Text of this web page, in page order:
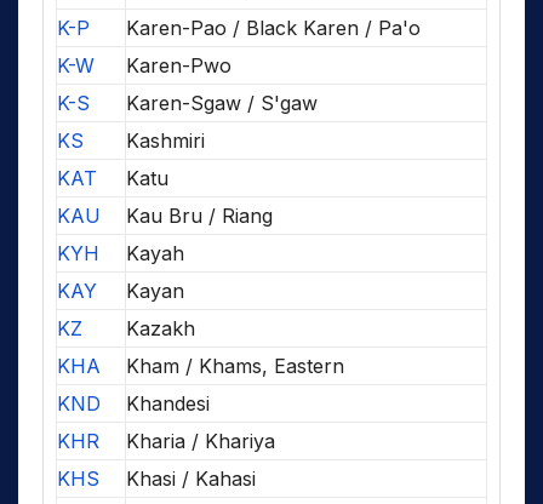
K-P
Karen-Pao / Black Karen / Pa'o
K-W
Karen-Pwo
K-S
Karen-Sgaw / S'gaw
KS
Kashmiri
KAT
Katu
KAU
Kau Bru / Riang
KYH
Kayah
KAY
Kayan
KZ
Kazakh
KHA
Kham / Khams, Eastern
KND
Khandesi
KHR
Kharia / Khariya
KHS
Khasi / Kahasi